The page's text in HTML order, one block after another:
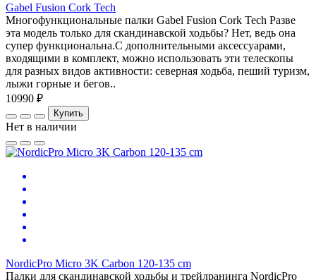
Gabel Fusion Cork Tech
Многофункциональные палки Gabel Fusion Cork Tech Разве
эта модель только для скандинавской ходьбы? Нет, ведь она
супер функциональна.С дополнительными аксессуарами,
входящими в комплект, можно использовать эти телескопы
для разных видов активности: северная ходьба, пеший туризм,
лыжи горные и бегов..
10990 ₽
Купить
Нет в наличии
NordicPro Micro 3K Carbon 120-135 cm
Палки для скандинавской ходьбы и трейлранинга NordicPro